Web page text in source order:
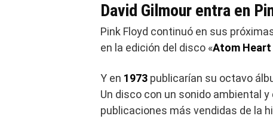
David Gilmour entra en
Pink Floyd continuó en sus
en la edición del disco «Atom
Y en 1973 publicarían su octavo
Un disco con un sonido ambiental
publicaciones más vendidas de la